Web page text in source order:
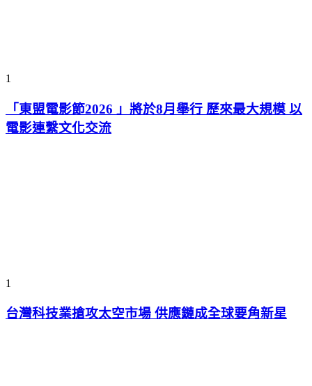
1
「東盟電影節2026 」將於8月舉行 歷來最大規模 以
電影連繫文化交流
1
台灣科技業搶攻太空市場 供應鏈成全球要角新星